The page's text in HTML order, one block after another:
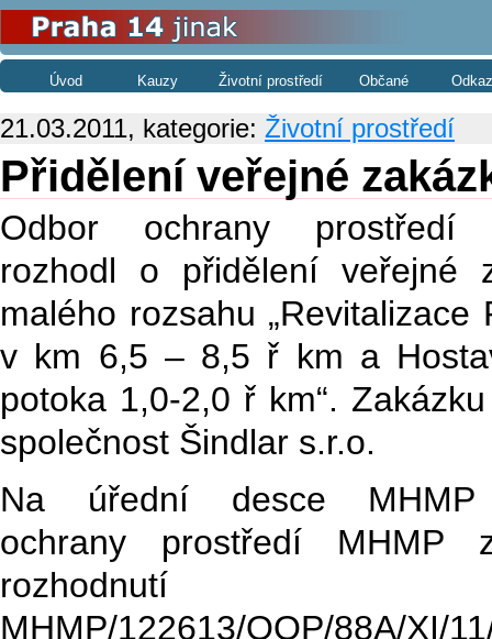
Úvod Kauzy Životní prostředí Občané
21.03.2011, kategorie: Životní prostředí
Přidělení veřejné
Odbor ochrany prostředí
rozhodl o přidělení veřejné
malého rozsahu „Revitalizace
v km 6,5 – 8,5 ř km a
potoka 1,0-2,0 ř km“.
společnost Šindlar s.r.o.
Na úřední desce MHMP
ochrany prostředí MHMP
rozhodnutí
MHMP/122613/OOP/88A/XI/